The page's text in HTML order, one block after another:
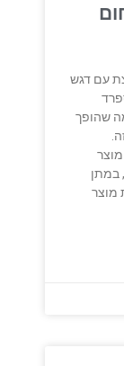
עם דגש
שהופך
במתן
מוצר